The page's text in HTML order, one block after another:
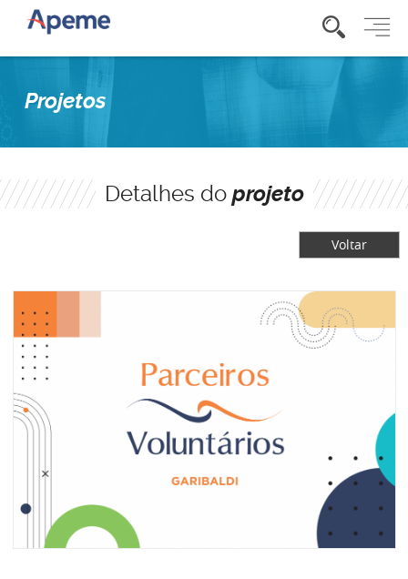
Projetos
Detalhes do projeto
Voltar